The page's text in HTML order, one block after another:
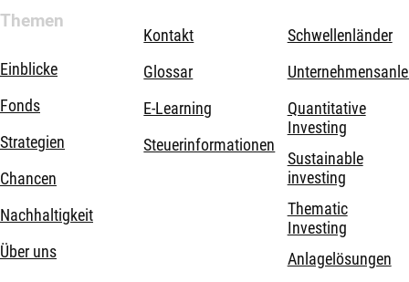
Themen
Einblicke
Fonds
Strategien
Chancen
Nachhaltigkeit
Über uns
Kontakt
Glossar
E-Learning
Steuerinformationen
Schwellenländer
Quantitative
Investing
Sustainable
investing
Thematic
Investing
Anlagelösungen